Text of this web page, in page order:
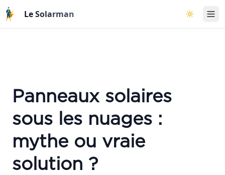
Aller au contenu principal
Le Solarman Basculer
Panneaux solaires
sous les nuages :
mythe ou vraie
solution ?